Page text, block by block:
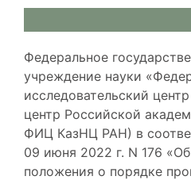
Федеральное
учреждение науки
исследовательский
центр Российской
ФИЦ КазНЦ РАН) в
09 июня 2022 г. N 176
положения о порядке